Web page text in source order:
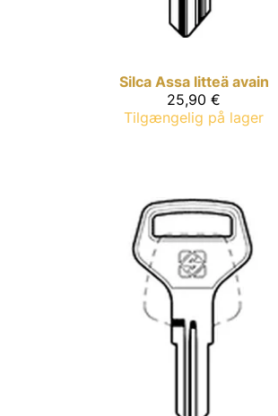
Silca Assa litteä avain
25,90 €
Tilgængelig på lager